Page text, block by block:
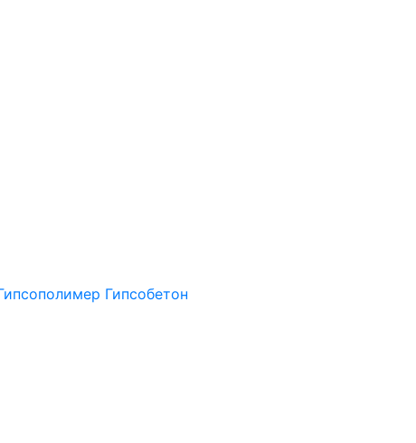
Гипсобетон